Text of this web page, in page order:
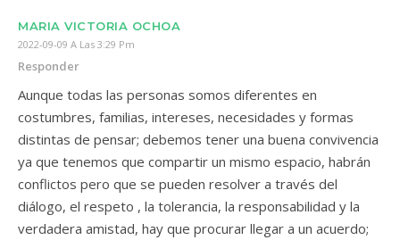
MARIA VICTORIA OCHOA
2022-09-09 A Las 3:29 Pm
Responder
Aunque todas las personas somos diferentes en
costumbres, familias, intereses, necesidades y formas
distintas de pensar; debemos tener una buena convivencia
ya que tenemos que compartir un mismo espacio, habrán
conflictos pero que se pueden resolver a través del
diálogo, el respeto , la tolerancia, la responsabilidad y la
verdadera amistad, hay que procurar llegar a un acuerdo;